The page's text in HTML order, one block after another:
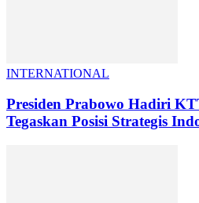
INTERNATIONAL
Presiden Prabowo Hadiri
Tegaskan Posisi Strategis